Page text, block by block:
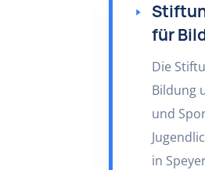
für
Die
Bildung
und
in